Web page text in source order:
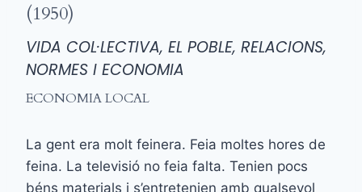
(1950)
VIDA COL·LECTIVA, EL POBLE, RELACIONS,
NORMES I ECONOMIA
ECONOMIA LOCAL
La gent era molt feinera. Feia moltes hores de
feina. La televisió no feia falta. Tenien pocs
béns materials i s’entretenien amb qualsevol